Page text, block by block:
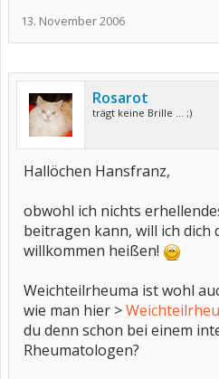
13. November 2006
Rosarot
trägt keine Brille ... ;)
Hallöchen Hansfranz,
obwohl ich nichts
beitragen kann, will ich dich
willkommen heißen!
Weichteilrheuma ist wohl
wie man hier >
du denn schon bei einem
Rheumatologen?